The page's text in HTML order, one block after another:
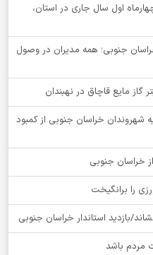
اول سال جاری در استان،
خراسان جنوبی؛ همه مدیران در وصول
شهروندان خراسان جنوبی از کمبود
را برانگیخت
بازدید استاندار خراسان جنوبی
مردم باشد